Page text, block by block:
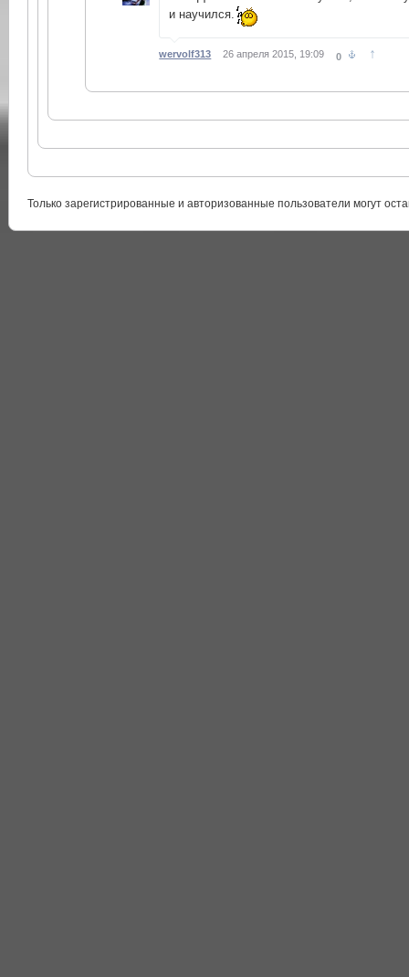
и научился.
wervolf313 26 апреля 2015, 19:09 0 ↑
Только зарегистрированные и авторизованные пользователи могут